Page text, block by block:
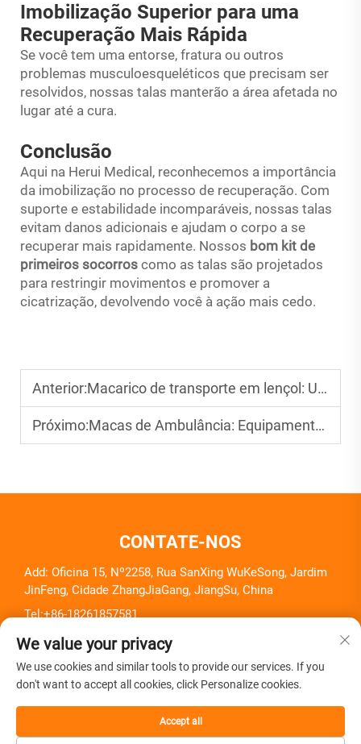
Imobilização Superior para uma
Recuperação Mais Rápida
Se você tem uma entorse, fratura ou outros
problemas musculoesqueléticos que precisam ser
resolvidos, nossas talas manterão a área afetada no
lugar até a cura.
Conclusão
Aqui na Herui Medical, reconhecemos a importância
da imobilização no processo de recuperação. Com
suporte e estabilidade incomparáveis, nossas talas
evitam danos adicionais e ajudam o corpo a se
recuperar mais rapidamente. Nossos bom kit de
primeiros socorros como as talas são projetados
para restringir movimentos e promover a
cicatrização, devolvendo você à ação mais cedo.
Anterior:Macarico de transporte em lençol: Uma ferramenta simples, mas eficaz para transferência de pacientes
Próximo:Macas de Ambulância: Equipamento Crítico para o Transporte de Pacientes
CONTATE-NOS
Add: Oficina 15, Nº2258, Rua SanXing WuKeSong, Jardim
JinFeng, Cidade ZhangJiaGang, JiangSu, China
Tel:+86-18261857581
E-mail:[email protected]
Direitos Autorais © Zhangjiagang Herui Medical Equipment
We value your privacy
We use cookies and similar tools to provide our services. If you
don't want to accept all cookies, click Personalize cookies.
Accept all